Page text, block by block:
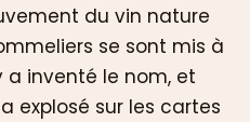
du vin nature
se sont mis à
a inventé le nom, et
explosé sur les cartes